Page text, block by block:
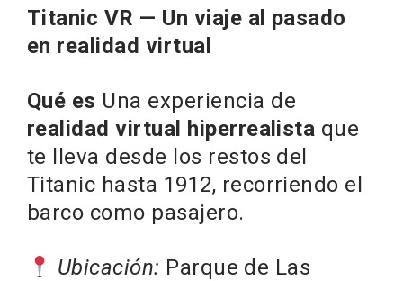
Titanic VR — Un viaje al pasado
en realidad virtual
Qué es Una experiencia de
realidad virtual hiperrealista que
te lleva desde los restos del
Titanic hasta 1912, recorriendo el
barco como pasajero.
Ubicación: Parque de Las